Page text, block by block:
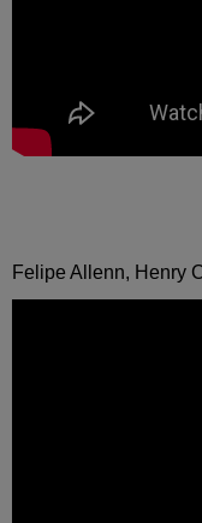
Felipe Allenn, Henry